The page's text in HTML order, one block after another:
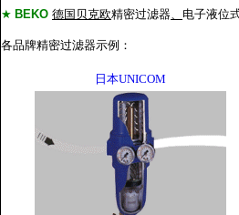
★ BEKO 德国贝克欧精密过滤器、 电子液位
各品牌精密过滤器示例：
日本UNICOM